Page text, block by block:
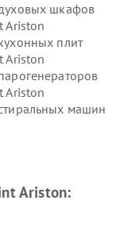
шкафов
Ariston
плит
Ariston
Ariston
машин
Ariston
Ariston: